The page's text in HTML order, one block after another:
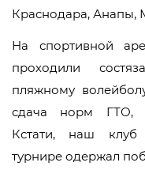
Краснодара, Анапы,
На спортивной
проходили
пляжному
сдача норм ГТО,
Кстати, наш
турнире одержал